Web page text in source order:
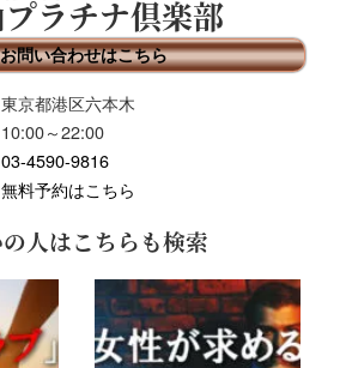
ラチナ倶楽部
お問い合わせはこちら
東京都港区六本木
10:00～22:00
03-4590-9816
無料予約はこちら
人はこちらも検索